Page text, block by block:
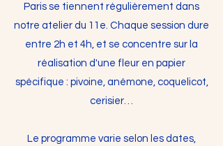
Paris se tiennent régulièrement dans
notre atelier du 11e. Chaque session dure
entre 2h et 4h, et se concentre sur la
réalisation d'une fleur en papier
spécifique : pivoine, anémone, coquelicot,
cerisier…
Le programme varie selon les dates,